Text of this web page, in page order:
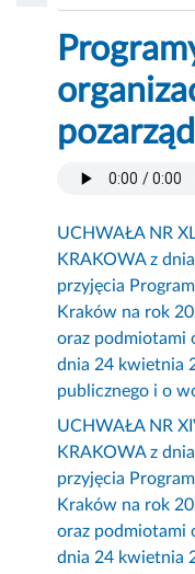
UCHWAŁA NR
KRAKOWA z
przyjęcia
Kraków na rok
oraz podmiotami
dnia 24 kwietnia
publicznego i o
UCHWAŁA NR
KRAKOWA z
przyjęcia
Kraków na rok
oraz podmiotami
dnia 24 kwietnia